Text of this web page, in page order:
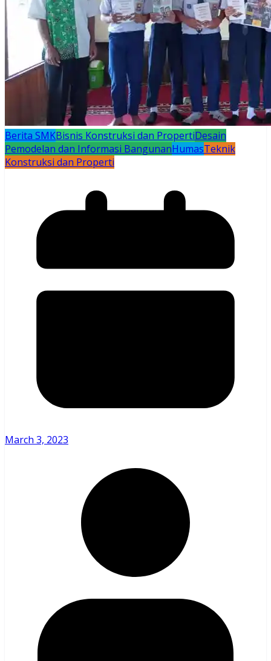
Berita SMKBisnis Konstruksi dan PropertiDesain
Pemodelan dan Informasi BangunanHumasTeknik
Konstruksi dan Properti
March 3, 2023